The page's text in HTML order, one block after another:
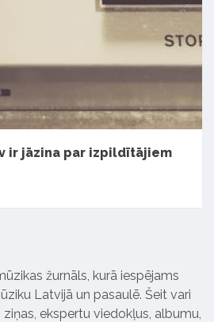
ir jāzina par izpildītājiem
žurnāls, kurā iespējams
Latvijā un pasaulē. Šeit vari
ekspertu viedokļus, albumu,